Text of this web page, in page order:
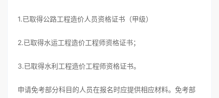
1.已取得公路工程造价人员资格证书（甲级）
2.已取得水运工程造价工程师资格证书；
3.已取得水利工程造价工程师资格证书。
申请免考部分科目的人员在报名时应提供相应材料。免考部